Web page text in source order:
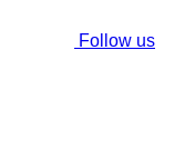
Follow us